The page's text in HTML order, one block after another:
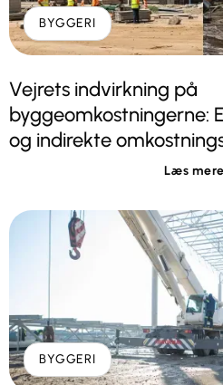
BYGGERI
Vejrets indvirkning på
byggeomkostningerne:
og indirekte
Læs mere
BYGGERI